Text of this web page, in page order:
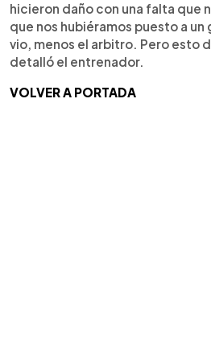
hicieron daño con una falta que
que nos hubiéramos puesto a un
vio, menos el arbitro. Pero esto
detalló el entrenador.
VOLVER A PORTADA